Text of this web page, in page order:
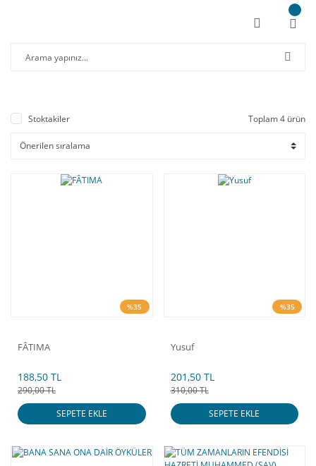
Stoktakiler Toplam 4 ürün
%35
FÂTIMA
188,50 TL
290,00 TL
SEPETE EKLE
%35
Yusuf
201,50 TL
310,00 TL
SEPETE EKLE